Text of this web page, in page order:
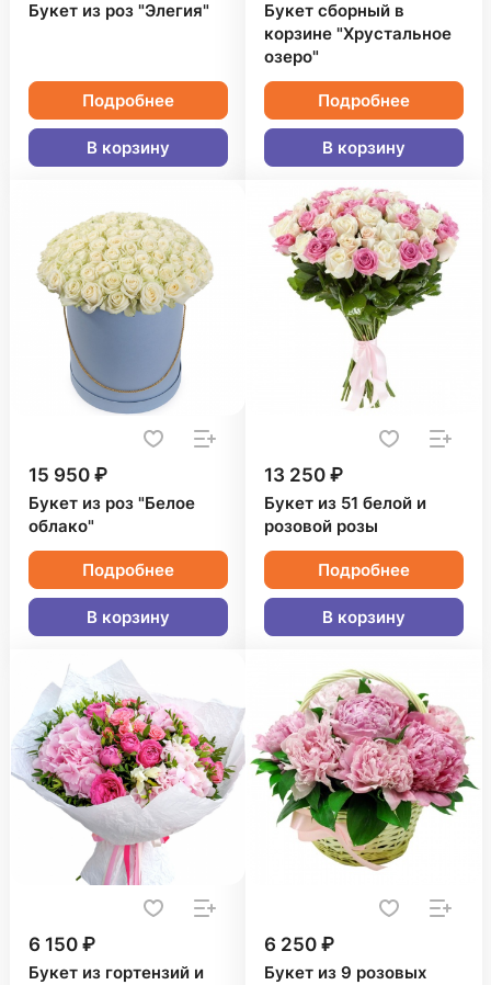
Букет из роз "Элегия"
Подробнее
В корзину
Букет сборный в
корзине "Хрустальное
озеро"
Подробнее
В корзину
15 950 ₽
Букет из роз "Белое
облако"
Подробнее
В корзину
13 250 ₽
Букет из 51 белой и
розовой розы
Подробнее
В корзину
6 150 ₽
Букет из гортензий и
6 250 ₽
Букет из 9 розовых